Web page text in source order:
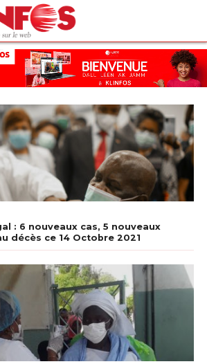
: 6 nouveaux cas, 5 nouveaux
décès ce 14 Octobre 2021